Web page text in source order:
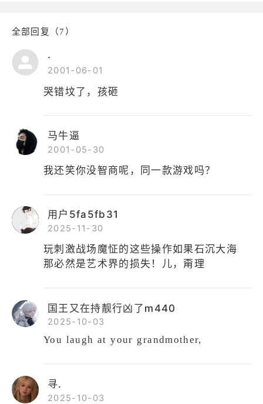
全部回复（7）
.
2001-06-01
哭错坟了，孩砸
马牛逼
2001-05-30
我还笑你没智商呢，同一款游戏吗？
用户5fa5fb31
2025-11-30
玩刺激战场魔怔的这些操作如果石沉大海
那必然是艺术界的损失！儿，甭理
国王又在持靓行凶了m440
2025-10-03
You laugh at your grandmother,
寻.
2025-10-03